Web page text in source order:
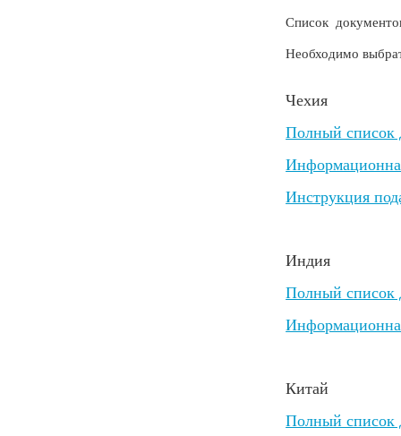
Список
Необходимо
Чехия
Полный список
Инструкция
Индия
Полный список
Китай
Полный список